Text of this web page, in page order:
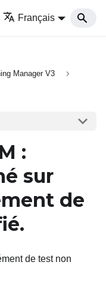
Français
Manager V3
:
sur
de
de test non